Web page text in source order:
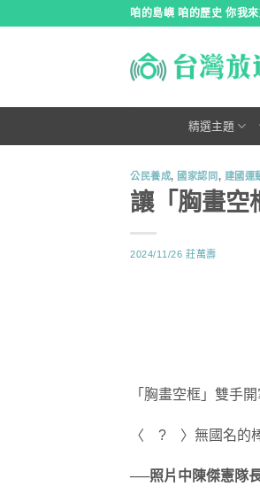
咱的島嶼 咱的歷史 你我
精選主題
公民養成, 國家認同, 建國運
讓「胸畫空
2024/11/26 莊萬壽
「胸畫空框」雙手
〈 ? 〉無國名的
──照片中陳傑憲隊